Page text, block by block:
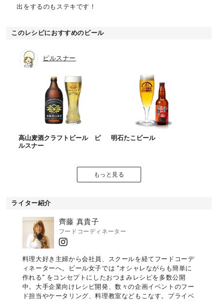
出をするのもステキです！
このレシピにおすすめのビール
ピルスナー
高山麦酒クラフトビール ピ
ルスナー
明石たこビール
もっと見る
ライター紹介
齊藤 真貴子
フードコーディネーター
料理大好き主婦から会社員、スクールを経てフードコーデ
ィネーターへ。ビール女子では “オシャレながらも簡単に
作れる” をコンセプトにしたおつまみレシピを多数公開
中。大手企業向けレシピ開発、数々の企画イベントのフー
ド担当やケータリング、料理教室などもこなす。プライベ